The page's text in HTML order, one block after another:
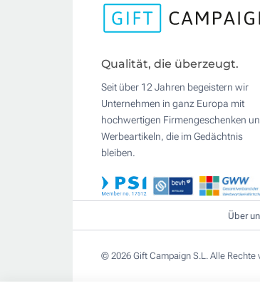
Qualität, die überzeugt.
Seit über 12 Jahren begeistern wir
Unternehmen in ganz Europa mit
hochwertigen Firmengeschenken
Werbeartikeln, die im Gedächtnis
bleiben.
Über
© 2026 Gift Campaign S.L. Alle Rechte